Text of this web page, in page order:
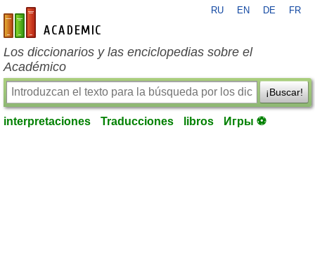
es-academic.com
RU EN DE FR
Los diccionarios y las enciclopedias sobre el
Académico
¡Buscar!
interpretaciones Traducciones libros Игры ⚽